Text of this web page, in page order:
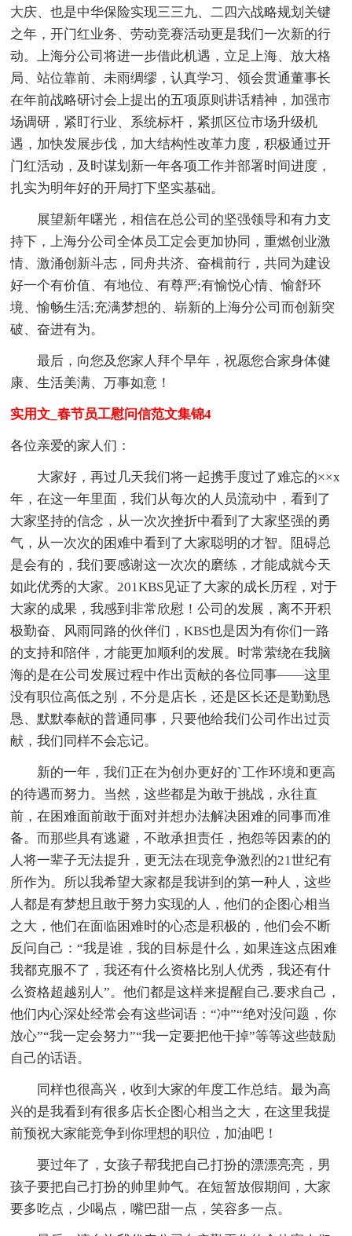
大庆、也是中华保险实现三三九、二四六战略规划关键
之年，开门红业务、劳动竞赛活动更是我们一次新的行
动。上海分公司将进一步借此机遇，立足上海、放大格
局、站位靠前、未雨绸缪，认真学习、领会贯通董事长
在年前战略研讨会上提出的五项原则讲话精神，加强市
场调研，紧盯行业、系统标杆，紧抓区位市场升级机
遇，加快发展步伐，加大结构性改革力度，积极通过开
门红活动，及时谋划新一年各项工作并部署时间进度，
扎实为明年好的开局打下坚实基础。
展望新年曙光，相信在总公司的坚强领导和有力支
持下，上海分公司全体员工定会更加协同，重燃创业激
情、激涌创新斗志，同舟共济、奋楫前行，共同为建设
好一个有价值、有地位、有尊严;有愉悦心情、愉舒环
境、愉畅生活;充满梦想的、崭新的上海分公司而创新突
破、奋进有为。
最后，向您及您家人拜个早年，祝愿您合家身体健
康、生活美满、万事如意！
实用文_春节员工慰问信范文集锦4
各位亲爱的家人们：
大家好，再过几天我们将一起携手度过了难忘的××x
年，在这一年里面，我们从每次的人员流动中，看到了
大家坚持的信念，从一次次挫折中看到了大家坚强的勇
气，从一次次的困难中看到了大家聪明的才智。阻碍总
是会有的，我们要感谢这一次次的磨练，才能成就今天
如此优秀的大家。201KBS见证了大家的成长历程，对于
大家的成果，我感到非常欣慰！公司的发展，离不开积
极勤奋、风雨同路的伙伴们，KBS也是因为有你们一路
的支持和陪伴，才能更加顺利的发展。时常萦绕在我脑
海的是在公司发展过程中作出贡献的各位同事——这里
没有职位高低之别，不分是店长，还是区长还是勤勤恳
恳、默默奉献的普通同事，只要他给我们公司作出过贡
献，我们同样不会忘记。
新的一年，我们正在为创办更好的`工作环境和更高
的待遇而努力。当然，这些都是为敢于挑战，永往直
前，在困难面前敢于面对并想办法解决困难的同事而准
备。而那些具有逃避，不敢承担责任，抱怨等因素的的
人将一辈子无法提升，更无法在现竞争激烈的21世纪有
所作为。所以我希望大家都是我讲到的第一种人，这些
人都是有梦想且敢于努力实现的人，他们的企图心相当
之大，他们在面临困难时的心态是积极的，他们会不断
反问自己：“我是谁，我的目标是什么，如果连这点困难
我都克服不了，我还有什么资格比别人优秀，我还有什
么资格超越别人”。他们都是这样来提醒自己.要求自己，
他们内心深处经常会有这些词语：“冲”“绝对没问题，你
放心”“我一定会努力”“我一定要把他干掉”等等这些鼓励
自己的话语。
同样也很高兴，收到大家的年度工作总结。最为高
兴的是我看到有很多店长企图心相当之大，在这里我提
前预祝大家能竞争到你理想的职位，加油吧！
要过年了，女孩子帮我把自己打扮的漂漂亮亮，男
孩子要把自己打扮的帅里帅气。在短暂放假期间，大家
要多吃点，少喝点，嘴巴甜一点，笑容多一点。